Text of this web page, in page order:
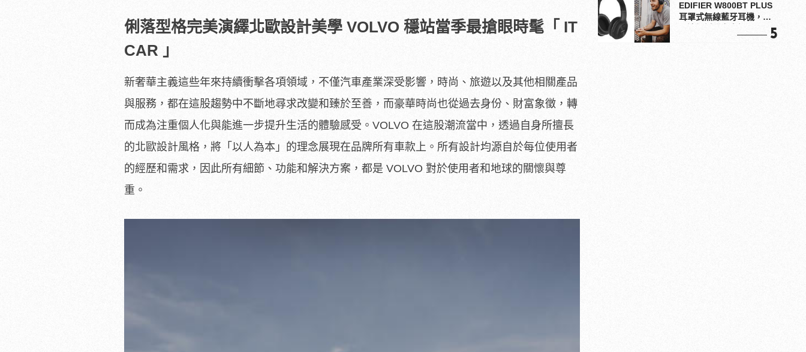
俐落型格完美演繹北歐設計美學 VOLVO 穩站當季最搶眼時髦「 IT
CAR 」
新奢華主義這些年來持續衝擊各項領域，不僅汽車產業深受影響，時尚、旅遊以及其他相關產品
與服務，都在這股趨勢中不斷地尋求改變和臻於至善，而豪華時尚也從過去身份、財富象徵，轉
而成為注重個人化與能進一步提升生活的體驗感受。VOLVO 在這股潮流當中，透過自身所擅長
的北歐設計風格，將「以人為本」的理念展現在品牌所有車款上。所有設計均源自於每位使用者
的經歷和需求，因此所有細節、功能和解決方案，都是 VOLVO 對於使用者和地球的關懷與尊
重。
EDIFIER W800BT PLUS
耳罩式無線藍牙耳機，在
5